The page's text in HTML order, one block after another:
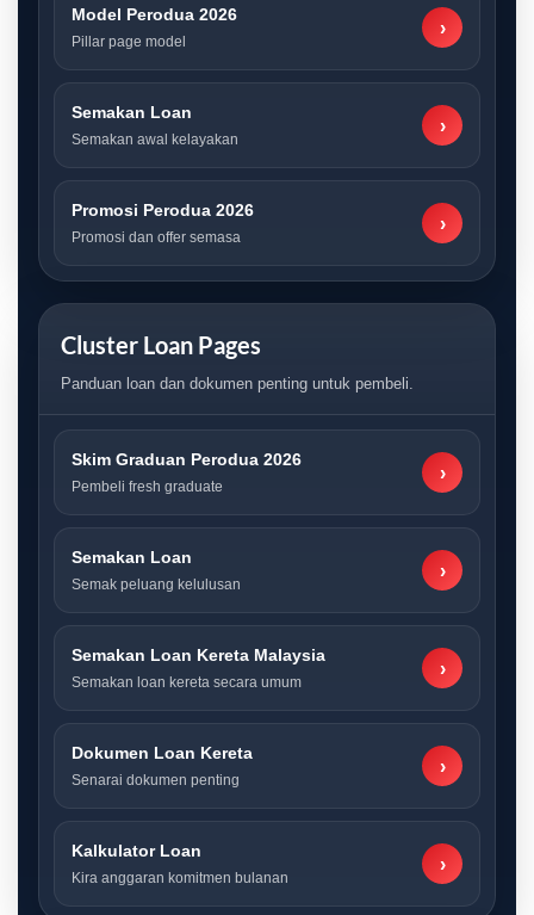
Model Perodua 2026
Pillar page model
›
Semakan Loan
Semakan awal kelayakan
›
Promosi Perodua 2026
Promosi dan offer semasa
›
Cluster Loan Pages
Panduan loan dan dokumen penting untuk pembeli.
Skim Graduan Perodua 2026
Pembeli fresh graduate
›
Semakan Loan
Semak peluang kelulusan
›
Semakan Loan Kereta Malaysia
Semakan loan kereta secara umum
›
Dokumen Loan Kereta
Senarai dokumen penting
›
Kalkulator Loan
Kira anggaran komitmen bulanan
›